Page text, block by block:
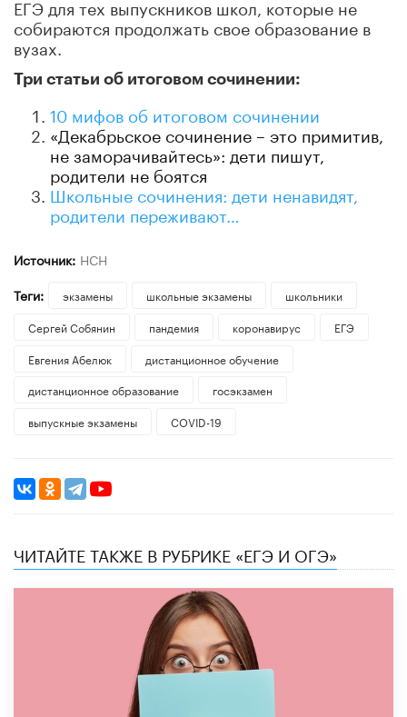
ЕГЭ для тех выпускников школ, которые не
собираются продолжать свое образование в
вузах.
Три статьи об итоговом сочинении:
10 мифов об итоговом сочинении
«Декабрьское сочинение – это примитив,
не заморачивайтесь»: дети пишут,
родители не боятся
Школьные сочинения: дети ненавидят,
родители переживают…
Источник: НСН
Теги:
экзамены школьные экзамены
школьники
Сергей Собянин
пандемия коронавирус
ЕГЭ
Евгения Абелюк
дистанционное обучение
дистанционное образование
госэкзамен
выпускные экзамены
COVID-19
ЧИТАЙТЕ ТАКЖЕ В РУБРИКЕ «ЕГЭ И ОГЭ»